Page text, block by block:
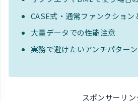
CASE式・通常ファンクション
大量データでの性能注意
実務で避けたいアンチパターン
スポンサーリン